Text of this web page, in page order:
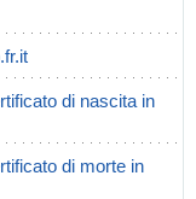
di nascita in
di morte in